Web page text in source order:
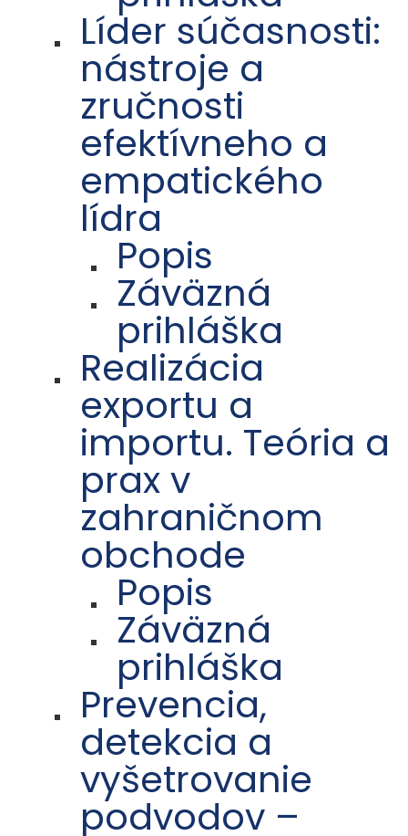
Líder súčasnosti:
nástroje a
zručnosti
efektívneho a
empatického
lídra
Popis
Záväzná
prihláška
Realizácia
exportu a
importu. Teória a
prax v
zahraničnom
obchode
Popis
Záväzná
prihláška
Prevencia,
detekcia a
vyšetrovanie
podvodov –